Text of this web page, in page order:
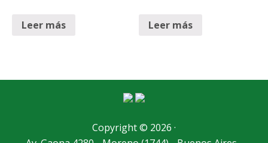
Leer más Leer más
Copyright © 2026 ·